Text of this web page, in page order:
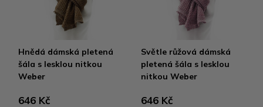
Hnědá dámská pletená
šála s lesklou nitkou
Weber
646 Kč
Světle růžová dámská
pletená šála s lesklou
nitkou Weber
646 Kč